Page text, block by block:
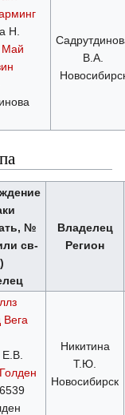
Н.
Май
В.А.
№
св-
Владелец
Регион
Вега
Никитина
Т.Ю.
Новосибирск